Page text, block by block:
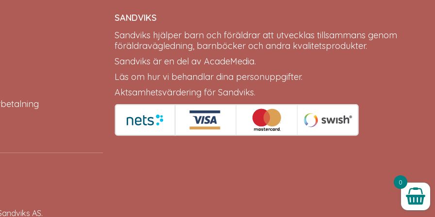
SANDVIKS
Sandviks hjälper barn och föräldrar att utvecklas tillsammans genom
föräldravägledning, barnböcker och andra kvalitetsprodukter.
Sandviks är en del av AcadeMedia.
Läs om hur vi behandlar dina personuppgifter.
Aktsamhetsvärdering för Sandviks.
AS.
0